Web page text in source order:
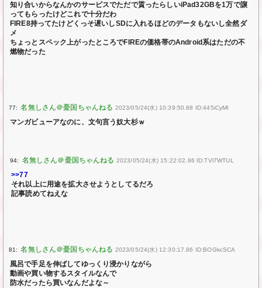
知り合いからなんかのサービスでただで貰ったらしいiPad32GBを1万で譲
ってもらったけどこれで十分だわ
FIRE8持ってたけどくっそ遅いしSDに入れるほどのデータもないし全然ダ
メ
ちょっとスペック上がったところでFIREの価格帯のAndroid系はただの不
燃物だった
77: 2023/05/24(水) 10:39:50.88 ID:445iCyMI
マンガビューアなのに、文句言う奴大杉ｗ
94: 2023/05/24(水) 15:22:02.86 ID:TVl7WTUL
>>77
それ以上に用途を拡大させようとしてるだろ
記事読めてねえな
81: 2023/05/24(水) 12:30:17.86 ID:BOGkcSCA
風呂で手足を伸ばしてゆっくり浸かりながら
動画や買い物するスタイルなんで
防水だったら買いなんだよな～